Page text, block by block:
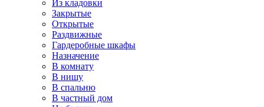
Из кладовки
Закрытые
Открытые
Раздвижные
Гардеробные шкафы
Назначение
В комнату
В нишу
В спальню
В частный дом